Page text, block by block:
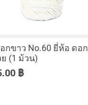
กขาว No.60 ยี่ห้อ ดอก
(1 ม้วน)
฿